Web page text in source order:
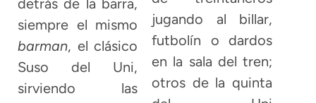
detrás de la barra,
siempre el mismo
barman, el clásico
Suso del Uni,
sirviendo las
jugando al billar,
futbolín o dardos
en la sala del tren;
otros de la quinta